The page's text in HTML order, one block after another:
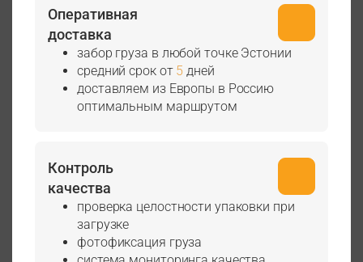
Оперативная
доставка
забор груза в любой точке Эстонии
средний срок от 5 дней
доставляем из Европы в Россию
оптимальным маршрутом
Контроль
качества
проверка целостности упаковки при
загрузке
фотофиксация груза